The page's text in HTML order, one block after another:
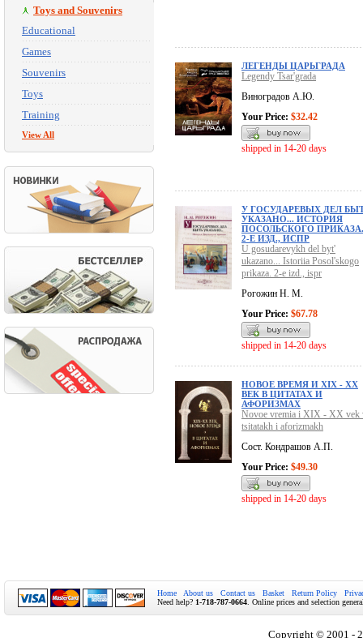
Toys and Souvenirs
Educational
Games
Souvenirs
Toys
Training
View All
ЛЕГЕНДЫ ЦАРЬГРАДА
Legendy Tsar'grada
Виноградов А.Ю.
Your Price: $32.42
shipped in 14-20 days
У ГОСУДАРЕВЫХ ДЕЛ
УКАЗАНО... ИСТОРИЯ
ПОСОЛЬСКОГО ПРИКАЗА.
2-Е ИЗД., ИСПР
U gosudarevykh del byt'
ukazano... Istoriia Posol'skogo
prikaza. 2-e izd., ispr
Рогожин Н. М.
Your Price: $67.78
shipped in 14-20 days
НОВОЕ ВРЕМЯ И XIX - XX
ВЕК В ЦИТАТАХ И
АФОРИЗМАХ
Novoe vremia i XIX - XX vek
tsitatakh i aforizmakh
Сост. Кондрашов А.П.
Your Price: $49.30
shipped in 14-20 days
Home About us Contact us Basket Return Policy
Need help? 1-718-787-0664 . Online prices and selection
Copyright © 2001 -